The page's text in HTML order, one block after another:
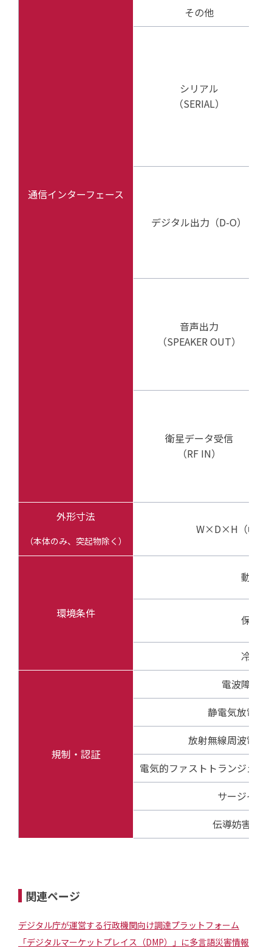
通信インターフェース
その他
シリアル
（SERIAL）
デジタル出力（D-O）
音声出力
（SPEAKER OUT）
衛星データ受信
（RF IN）
外形寸法
（本体のみ、突起物除く）
W×D×H（幅×
環境条件
動作
保存
冷却
規制・認証
電波障害
静電気放電イ
放射無線周波電磁
電気的ファストトランジェン
サージイミ
伝導妨害イ
関連ページ
デジタル庁が運営する行政機関向け調達プラットフォーム
「デジタルマーケットプレイス（DMP）」に多言語災害情報